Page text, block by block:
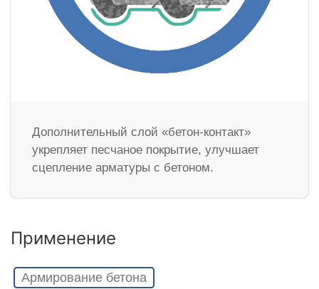
Дополнительный слой «бетон-контакт»
укрепляет песчаное покрытие, улучшает
сцепление арматуры с бетоном.
Применение
Армирование бетона